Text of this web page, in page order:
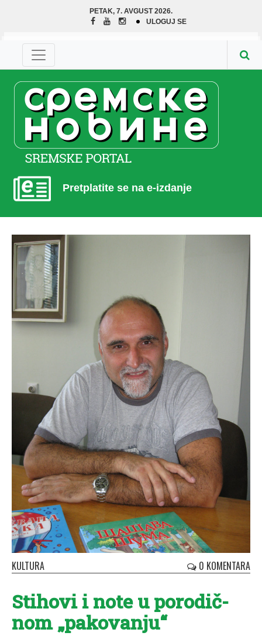
PETAK, 7. AVGUST 2026.
ULOGUJ SE
Pretplatite se na e-izdanje
KULTURA 0 KOMENTARA
Sti­ho­vi i no­te u po­ro­dič­
nom „pа­ko­vа­nju“